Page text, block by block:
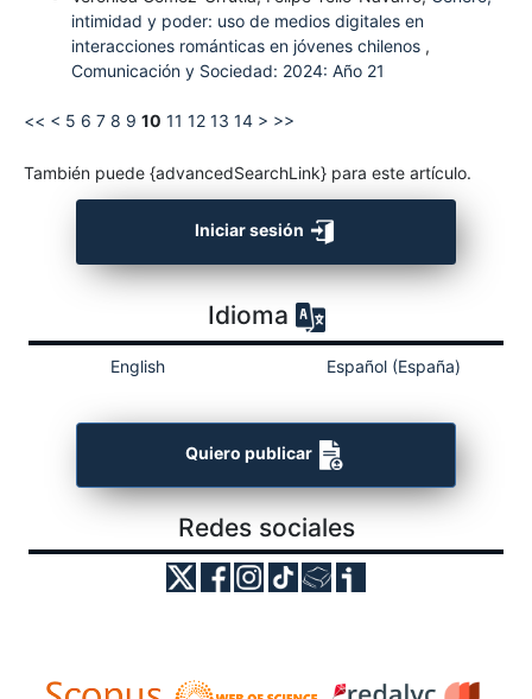
intimidad y poder: uso de medios digitales en
interacciones románticas en jóvenes chilenos ,
Comunicación y Sociedad: 2024: Año 21
<< < 5 6 7 8 9 10 11 12 13 14 > >>
También puede {advancedSearchLink} para este artículo.
Iniciar sesión
Idioma
English Español (España)
Quiero publicar
Redes sociales